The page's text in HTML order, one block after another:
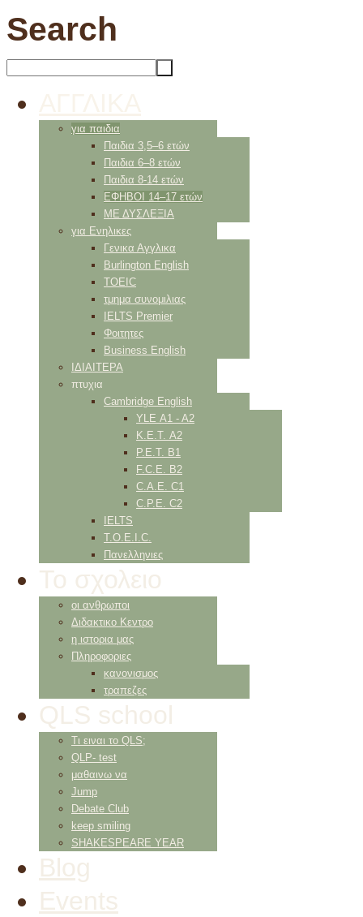
Search
για παιδια
Παιδια 3,5–6 ετών
Παιδια 6–8 ετών
Παιδια 8-14 ετών
ΕΦΗΒΟΙ 14–17 ετών
ΜΕ ΔΥΣΛΕΞΙΑ
για Ενηλικες
Γενικα Αγγλικα
Burlington English
TOEIC
τμημα συνομιλιας
IELTS Premier
Φοιτητες
Business English
ΙΔΙΑΙΤΕΡΑ
πτυχια
Cambridge English
YLE Α1 - Α2
K.E.T. Α2
P.E.T. Β1
F.C.E. Β2
C.A.E. C1
C.P.E. C2
IELTS
Τ.Ο.Ε.Ι.C.
Πανελληνιες
Το σχολειο
οι ανθρωποι
Διδακτικο Κεντρο
η ιστορια μας
Πληροφοριες
κανονισμος
τραπεζες
QLS school
Τι ειναι το QLS;
QLP- test
μαθαινω να
Jump
Debate Club
keep smiling
SHAKESPEARE YEAR
Blog
Events